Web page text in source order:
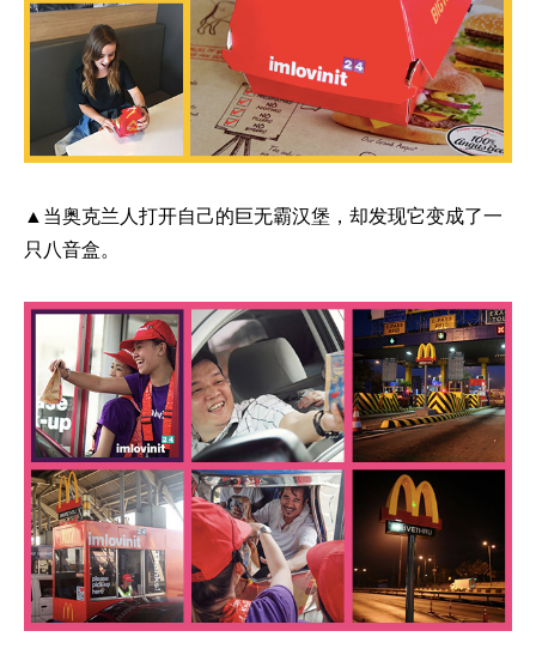
▲当奥克兰人打开自己的巨无霸汉堡，却发现它变成了一
只八音盒。